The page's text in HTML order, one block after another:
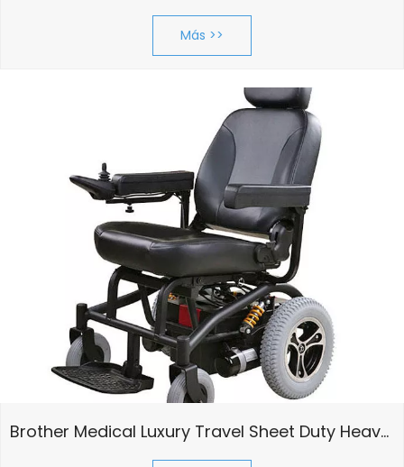
ultraligeros hasta geometrías de carreras
si puedes soñarlo, nosotros
Vea Nuestros Casos
Más >>
Brother Medical Luxury Travel Sheet Duty Heavy Duty 24V 320W Potencia eléctrica Silla de ruedas SW1102